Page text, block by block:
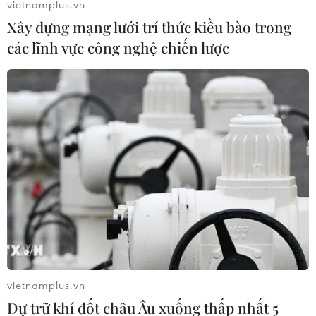
Việt Nam và Malaysia tập trung cao độ
cho trận chung kết
10/12/2018 01:03
Một ngày trước thời điểm diễn ra trận chung kết lượt đi
AFF Suzuki Cup 2018 giữa Malaysia và Việt Nam, cả
hai đội đều đang có sự tập trung tối đa cho trận đấu với
những tính toán của riêng mình.
vietnamplus.vn
Xây dựng mạng lưới trí thức kiều bào trong
các lĩnh vực công nghệ chiến lược
vietnamplus.vn
Dự trữ khí đốt châu Âu xuống thấp nhất 5